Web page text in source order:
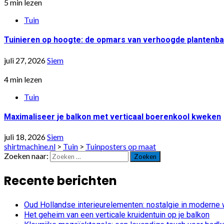
5 min lezen
Tuin
Tuinieren op hoogte: de opmars van verhoogde
juli 27, 2026Siem
4 min lezen
Tuin
Maximaliseer je balkon met verticaal boerenkool kweken
juli 18, 2026Siem
shirtmachine.nl > Tuin > Tuinposters op maat
Zoeken naar:
Recente berichten
Oud Hollandse interieurelementen: nostalgie in moderne
Het geheim van een verticale kruidentuin op je balkon